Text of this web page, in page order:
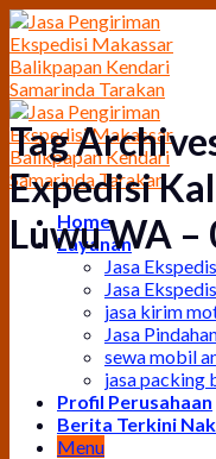
Skip
to
content
Home
Layanan
Jasa
Jasa
jasa kirim
Jasa
sewa mobil
jasa packing
Profil Perusahaan
Berita Terkini
Menu
Tag
Expedisi
Luwu WA